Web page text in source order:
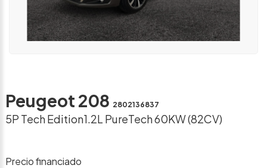
Peugeot 208 2802136837
5P Tech Edition1.2L PureTech 60KW (82CV)
Precio financiado